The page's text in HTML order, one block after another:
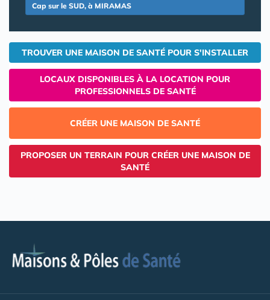
Cap sur le SUD, à MIRAMAS
TROUVER UNE MAISON DE SANTÉ POUR S'INSTALLER
LOCAUX DISPONIBLES À LA LOCATION POUR
PROFESSIONNELS DE SANTÉ
CRÉER UNE MAISON DE SANTÉ
PROPOSER UN TERRAIN POUR CRÉER UNE MAISON DE
SANTÉ